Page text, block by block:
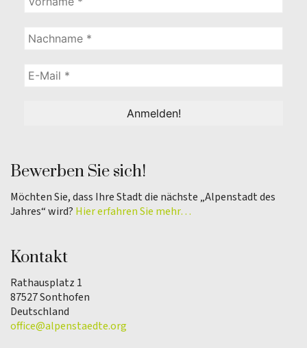
Bewerben Sie sich!
Möchten Sie, dass Ihre Stadt die nächste „Alpenstadt des
Jahres“ wird? Hier erfahren Sie mehr…
Kontakt
Rathausplatz 1
87527 Sonthofen
Deutschland
office@alpenstaedte.org